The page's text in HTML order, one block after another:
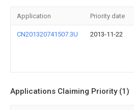
Application Priority date
CN201320741507.3U 2013-11-22
Applications Claiming Priority (1)